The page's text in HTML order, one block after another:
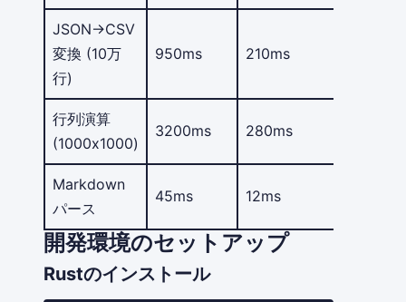
JSON→CSV
変換 (10万
行)
950ms 210ms
行列演算
(1000x1000)
3200ms 280ms
Markdown
パース
45ms 12ms
開発環境のセットアップ
Rustのインストール